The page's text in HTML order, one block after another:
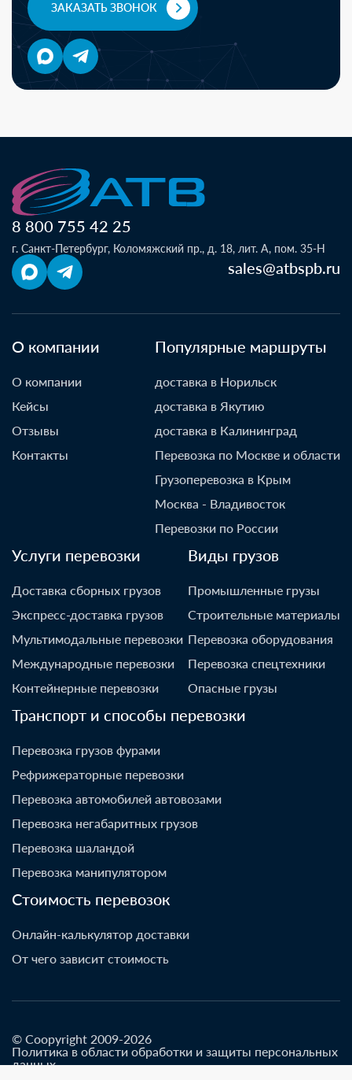
ЗАКАЗАТЬ ЗВОНОК
8 800 755 42 25
г. Санкт-Петербург, Коломяжский пр., д. 18, лит. А, пом. 35-Н
sales@atbspb.ru
О компании
О компании
Кейсы
Отзывы
Контакты
Популярные маршруты
доставка в Норильск
доставка в Якутию
доставка в Калининград
Перевозка по Москве и области
Грузоперевозка в Крым
Москва - Владивосток
Перевозки по России
Услуги перевозки
Доставка сборных грузов
Экспресс-доставка грузов
Мультимодальные перевозки
Международные перевозки
Контейнерные перевозки
Виды грузов
Промышленные грузы
Строительные материалы
Перевозка оборудования
Перевозка спецтехники
Опасные грузы
Транспорт и способы перевозки
Перевозка грузов фурами
Рефрижераторные перевозки
Перевозка автомобилей автовозами
Перевозка негабаритных грузов
Перевозка шаландой
Перевозка манипулятором
Стоимость перевозок
Онлайн-калькулятор доставки
От чего зависит стоимость
© Coopyright 2009-2026
Политика в области обработки и защиты персональных
данных